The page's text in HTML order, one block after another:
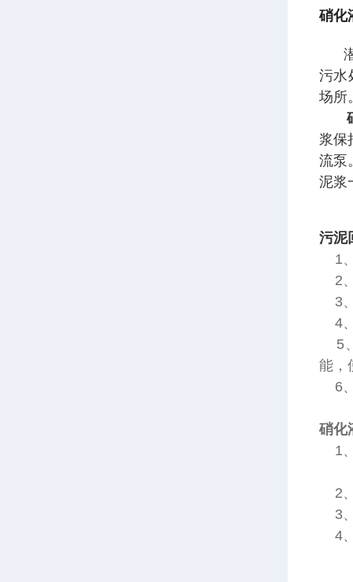
硝化
污水
场所
浆保
流泵
泥浆
污泥
1、
2
3、
4
5、
能，
6、
硝化
1、
2、
3、
4、